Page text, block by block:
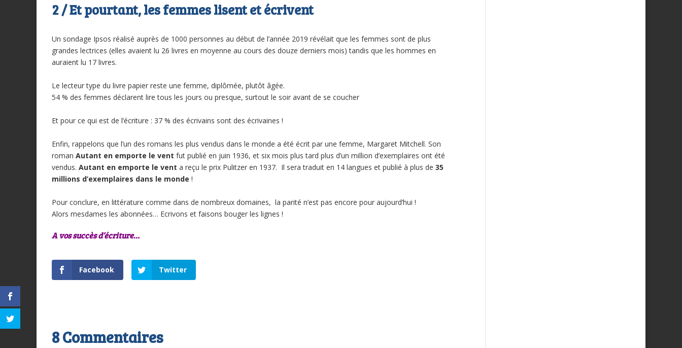
2 / Et pourtant, les femmes lisent et écrivent
Un sondage Ipsos réalisé auprès de 1000 personnes au début de l’année 2019 révélait que les femmes sont de plus
grandes lectrices (elles avaient lu 26 livres en moyenne au cours des douze derniers mois) tandis que les hommes en
auraient lu 17 livres.
Le lecteur type du livre papier reste une femme, diplômée, plutôt âgée.
54 % des femmes déclarent lire tous les jours ou presque, surtout le soir avant de se coucher
Et pour ce qui est de l’écriture : 37 % des écrivains sont des écrivaines !
Enfin, rappelons que l’un des romans les plus vendus dans le monde a été écrit par une femme, Margaret Mitchell. Son
roman Autant en emporte le vent fut publié en juin 1936, et six mois plus tard plus d’un million d’exemplaires ont été
vendus. Autant en emporte le vent a reçu le prix Pulitzer en 1937. Il sera traduit en 14 langues et publié à plus de 35
millions d’exemplaires dans le monde !
Pour conclure, en littérature comme dans de nombreux domaines, la parité n’est pas encore pour aujourd’hui !
Alors mesdames les abonnées… Ecrivons et faisons bouger les lignes !
A vos succès d’écriture…
Facebook Twitter
8 Commentaires